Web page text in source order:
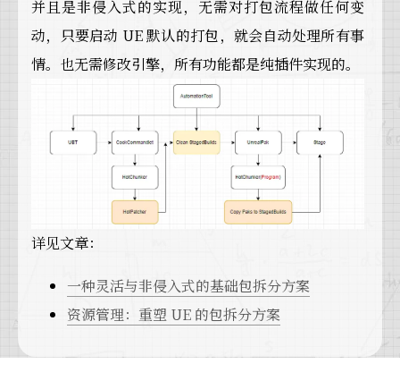
并且是非侵入式的实现，无需对打包流程做任何变
动，只要启动 UE 默认的打包，就会自动处理所有事
情。也无需修改引擎，所有功能都是纯插件实现的。
详见文章：
一种灵活与非侵入式的基础包拆分方案
资源管理：重塑 UE 的包拆分方案